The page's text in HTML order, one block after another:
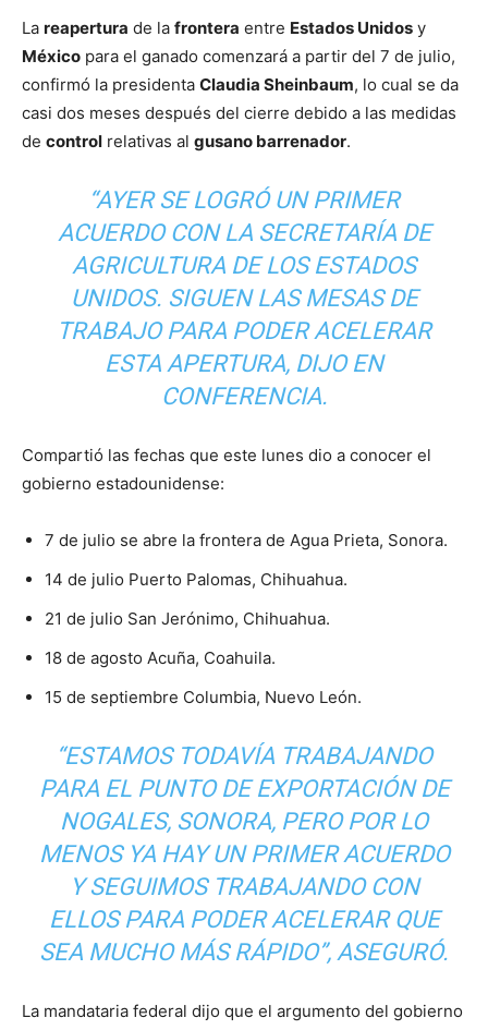
La reapertura de la frontera entre Estados Unidos y
México para el ganado comenzará a partir del 7 de julio,
confirmó la presidenta Claudia Sheinbaum, lo cual se da
casi dos meses después del cierre debido a las medidas
de control relativas al gusano barrenador.
“AYER SE LOGRÓ UN PRIMER
ACUERDO CON LA SECRETARÍA DE
AGRICULTURA DE LOS ESTADOS
UNIDOS. SIGUEN LAS MESAS DE
TRABAJO PARA PODER ACELERAR
ESTA APERTURA, DIJO EN
CONFERENCIA.
Compartió las fechas que este lunes dio a conocer el
gobierno estadounidense:
7 de julio se abre la frontera de Agua Prieta, Sonora.
14 de julio Puerto Palomas, Chihuahua.
21 de julio San Jerónimo, Chihuahua.
18 de agosto Acuña, Coahuila.
15 de septiembre Columbia, Nuevo León.
“ESTAMOS TODAVÍA TRABAJANDO
PARA EL PUNTO DE EXPORTACIÓN DE
NOGALES, SONORA, PERO POR LO
MENOS YA HAY UN PRIMER ACUERDO
Y SEGUIMOS TRABAJANDO CON
ELLOS PARA PODER ACELERAR QUE
SEA MUCHO MÁS RÁPIDO”, ASEGURÓ.
La mandataria federal dijo que el argumento del gobierno